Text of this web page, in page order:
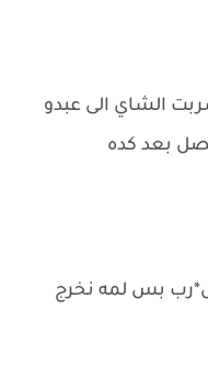
الشاي الى عبدو
بعد كده
بس لمه نخرج